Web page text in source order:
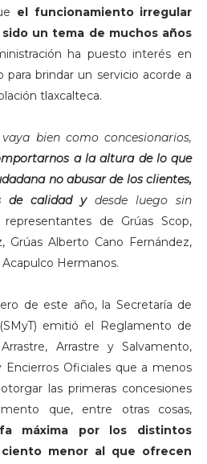
el funcionamiento irregular
un tema de muchos años
ha puesto interés en
para brindar un servicio acorde a
tlaxcalteca.
bien como concesionarios,
a la altura de lo que
no abusar de los clientes,
de calidad ydesde luego sin
de Grúas Scop,
Grúas Alberto Cano Fernández,
Hermanos.
de este año, la Secretaría de
emitió el Reglamento de
Arrastre y Salvamento,
Encierros Oficiales que a menos
las primeras concesiones
que, entre otras cosas,
máxima por los distintos
menor al que ofrecen